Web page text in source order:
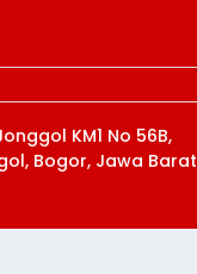
KM1 No 56B,
Bogor, Jawa Barat